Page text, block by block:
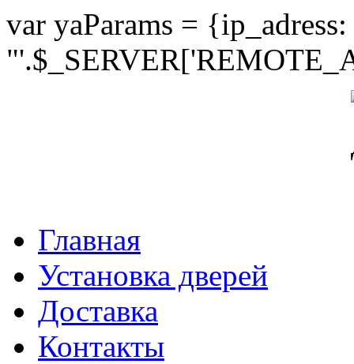
var yaParams = {ip_adress:
Главная
Установка дверей
Доставка
Контакты